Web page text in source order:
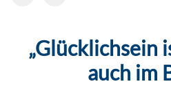
„Glücklichsein
auch im